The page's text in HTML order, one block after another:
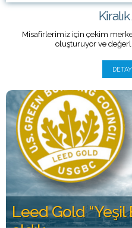
Misafirlerimiz için çekim
oluşturuyor ve değerli
Leed Gold “Yeşil